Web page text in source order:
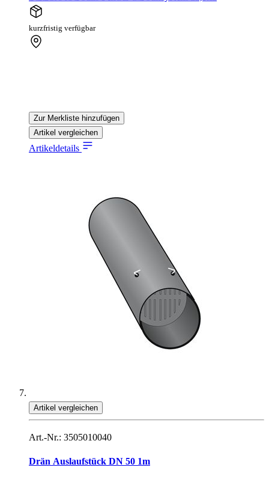
kurzfristig verfügbar
Zur Merkliste hinzufügen
Artikel vergleichen
Artikeldetails
Artikel vergleichen
Art.-Nr.: 3505010040
Drän Auslaufstück DN 50 1m